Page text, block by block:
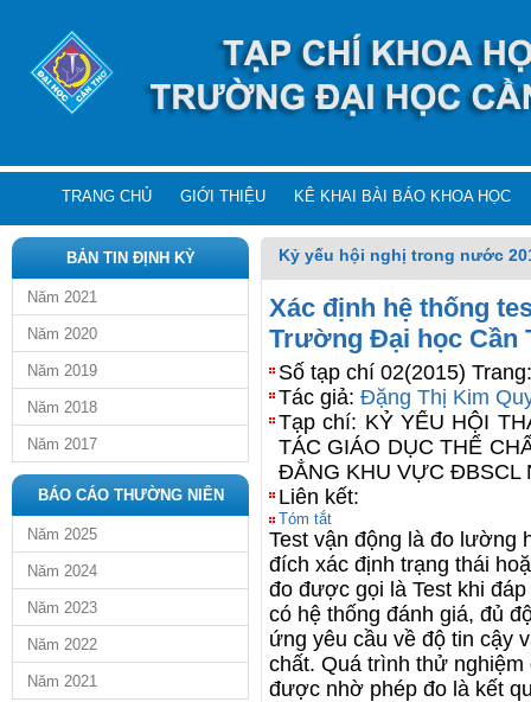
TRANG CHỦ GIỚI THIỆU KÊ KHAI BÀI BÁO KHOA HỌC
BẢN TIN ĐỊNH KỲ
Năm 2021
Năm 2020
Năm 2019
Năm 2018
Năm 2017
BÁO CÁO THƯỜNG NIÊN
Năm 2025
Năm 2024
Năm 2023
Năm 2022
Năm 2021
Kỷ yếu hội nghị trong nước
Xác định hệ thống
Trường Đại học Cần
Số tạp chí 02(2015)
Tác giả: Đặng Thị Kim
Tạp chí: KỶ YẾU HỘI
TÁC GIÁO DỤC THỂ
ĐẲNG KHU VỰC ĐBSCL
Liên kết:
Tóm tắt
Test vận động là đo lường
đích xác định trạng thái
đo được gọi là Test khi
có hệ thống đánh giá, đủ
ứng yêu cầu về độ tin cậy
chất. Quá trình thử
được nhờ phép đo là kết